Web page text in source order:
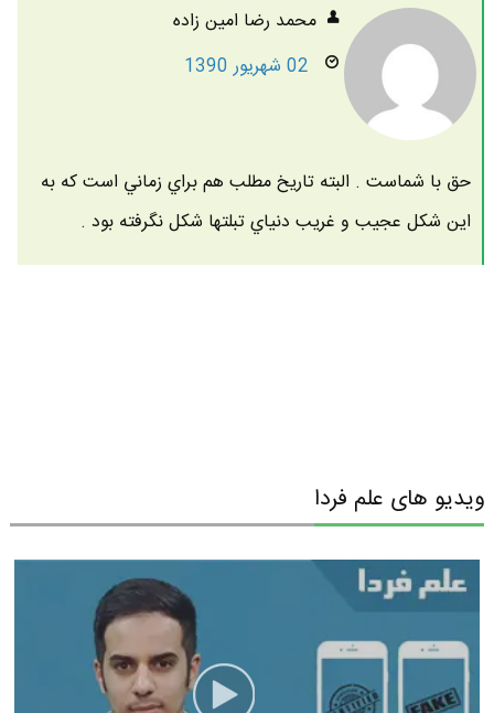
محمد رضا امين زاده
02 شهریور 1390
حق با شماست . البته تاريخ مطلب هم براي زماني است كه به
اين شكل عجيب و غريب دنياي تبلتها شكل نگرفته بود .
ویدیو های علم فردا